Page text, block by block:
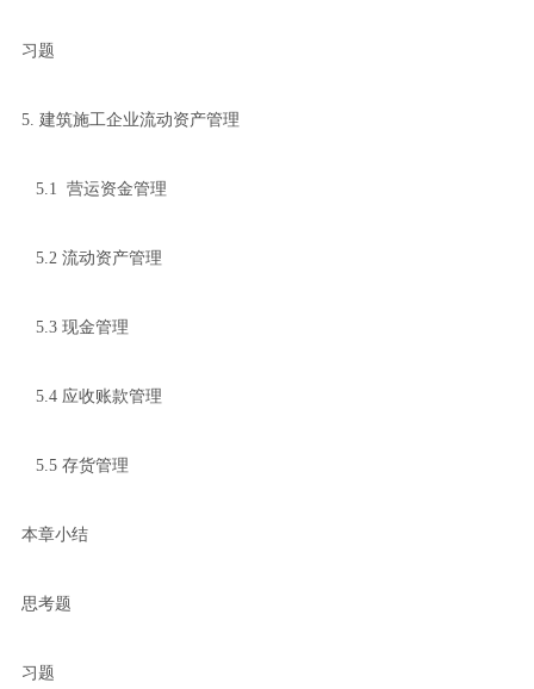
习题
5. 建筑施工企业流动资产管理
5.1 营运资金管理
5.2 流动资产管理
5.3 现金管理
5.4 应收账款管理
5.5 存货管理
本章小结
思考题
习题